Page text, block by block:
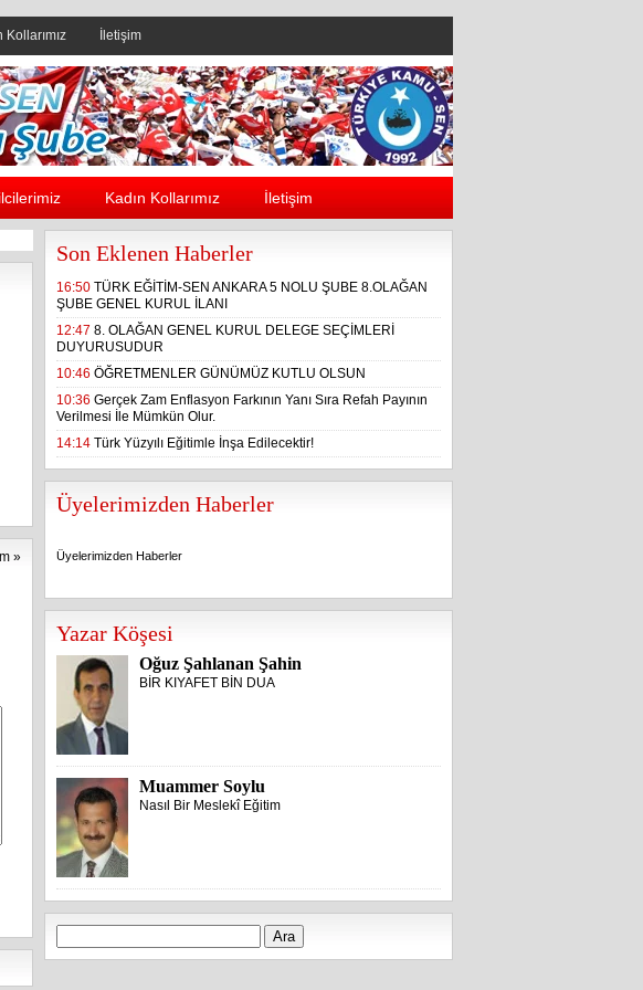
Kollarımız İletişim
Kadın Kollarımız İletişim
»
Son Eklenen Haberler
16:50 TÜRK EĞİTİM-SEN ANKARA 5 NOLU ŞUBE 8.OLAĞAN
ŞUBE GENEL KURUL İLANI
12:47 8. OLAĞAN GENEL KURUL DELEGE SEÇİMLERİ
DUYURUSUDUR
10:46 ÖĞRETMENLER GÜNÜMÜZ KUTLU OLSUN
10:36 Gerçek Zam Enflasyon Farkının Yanı Sıra Refah Payının
Verilmesi İle Mümkün Olur.
14:14 Türk Yüzyılı Eğitimle İnşa Edilecektir!
Üyelerimizden Haberler
Üyelerimizden Haberler
Yazar Köşesi
Oğuz Şahlanan Şahin
BİR KIYAFET BİN DUA
Muammer Soylu
Nasıl Bir Meslekî Eğitim
Arama: